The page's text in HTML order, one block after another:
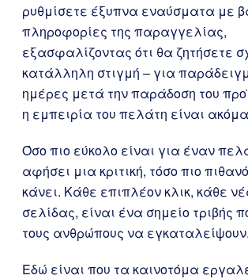
ρυθμίσετε έξυπνα εναύσματα με
πληροφορίες της παραγγελίας,
εξασφαλίζοντας ότι θα ζητήσετε
κατάλληλη στιγμή – για
ημέρες μετά την παράδοση του
η εμπειρία του πελάτη είναι
Όσο πιο εύκολο είναι για έναν
αφήσει μια κριτική, τόσο πιο
κάνει. Κάθε επιπλέον κλικ, κάθε
σελίδας, είναι ένα σημείο τριβής
τους ανθρώπους να εγκαταλείψουν.
Εδώ είναι που τα καινοτόμα